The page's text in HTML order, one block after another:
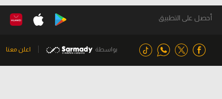
أحصل على التطبيق
بواسطة اعلن معنا